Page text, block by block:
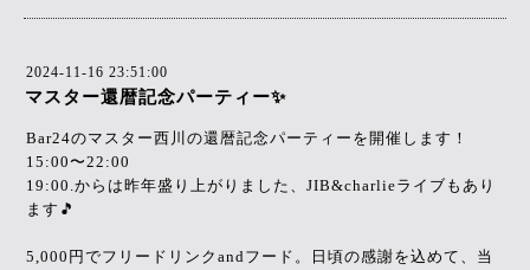
2024-11-16 23:51:00
マスター還暦記念パーティー✨
Bar24のマスター西川の還暦記念パーティーを開催します！
15:00〜22:00
19:00.からは昨年盛り上がりました、JIB&charlieライブもあり
ます🎵
5,000円でフリードリンクandフード。日頃の感謝を込めて、当